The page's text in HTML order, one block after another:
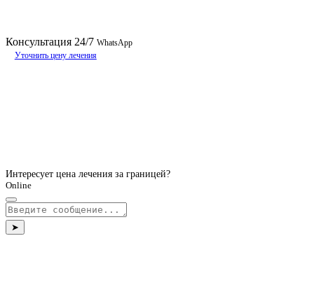
Консультация 24/7 WhatsApp
Уточнить цену лечения
Интересует цена лечения за границей?
Online
➤